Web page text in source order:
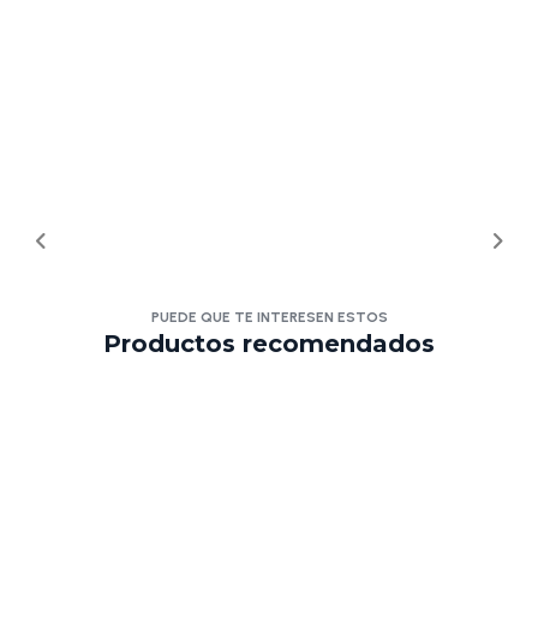
PUEDE QUE TE INTERESEN ESTOS
Productos recomendados